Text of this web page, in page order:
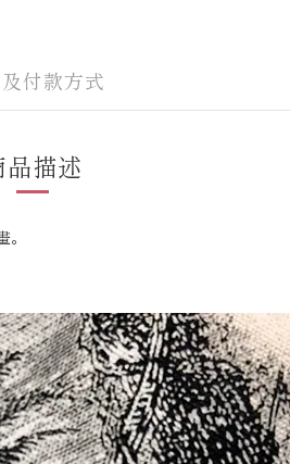
付款方式
品描述